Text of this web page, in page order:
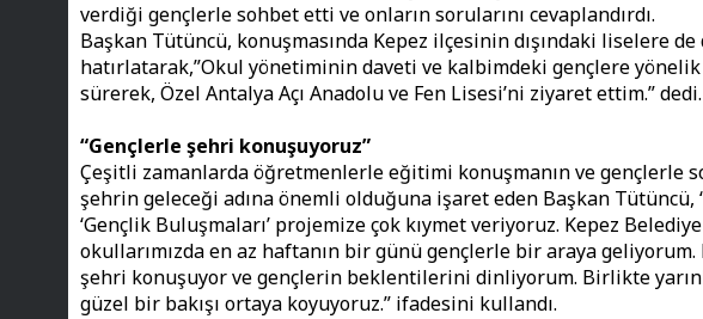
verdiği gençlerle sohbet etti ve onların sorularını cevaplandırdı.
Başkan Tütüncü, konuşmasında Kepez ilçesinin dışındaki liselere
hatırlatarak,”Okul yönetiminin daveti ve kalbimdeki gençlere
sürerek, Özel Antalya Açı Anadolu ve Fen Lisesi’ni ziyaret ettim.” dedi.
“Gençlerle şehri konuşuyoruz”
Çeşitli zamanlarda öğretmenlerle eğitimi konuşmanın ve gençlerle
şehrin geleceği adına önemli olduğuna işaret eden Başkan Tütüncü,
‘Gençlik Buluşmaları’ projemize çok kıymet veriyoruz. Kepez
okullarımızda en az haftanın bir günü gençlerle bir araya
şehri konuşuyor ve gençlerin beklentilerini dinliyorum. Birlikte
güzel bir bakışı ortaya koyuyoruz.” ifadesini kullandı.